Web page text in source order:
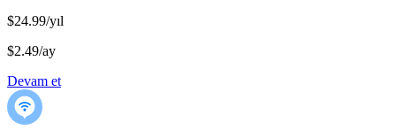
$24.99/yıl
$2.49/ay
Devam et